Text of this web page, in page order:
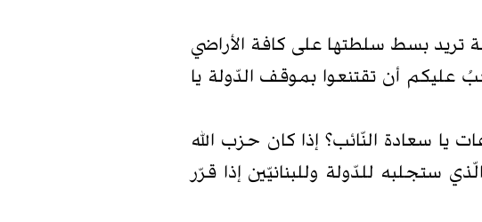
تريد بسط سلطتها على كافة الأراضي
عليكم أن تقتنعوا بموقف الدّولة يا
سعادة النّائب؟ إذا كان حزب الله
ستجلبه للدّولة وللبنانيّين إذا قرّر